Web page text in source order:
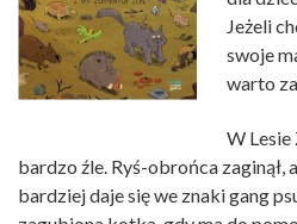
Jeżeli
swoje
warto
W Lesie
bardzo źle. Ryś-obrońca zaginął,
bardziej daje się we znaki gang